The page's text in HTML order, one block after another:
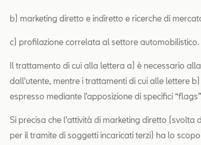
b) marketing diretto e indiretto e ricerche di
c) profilazione correlata al settore automobilistico.
Il trattamento di cui alla lettera a) è necessario
dall'utente, mentre i trattamenti di cui alle lettere
espresso mediante l’apposizione di specifici
Si precisa che l'attività di marketing diretto (svolta
per il tramite di soggetti incaricati terzi) ha lo